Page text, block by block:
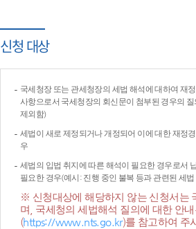
신청 대상
국세청장 또는 관세청장의 세법 해석에 대하여 재
사항으로서 국세청장의 회신문이 첨부된 경우의
제외함)
세법이 새로 제정되거나 개정되어 이에 대한 재정
우
세법의 입법 취지에 따른 해석이 필요한 경우로서
필요한 경우(예시: 진행 중인 불복 등과 관련된 세
※ 신청대상에 해당하지 않는 신청서는
며, 국세청의 세법해석 질의에 대한 안
(https://www.nts.go.kr)를 참고하여 주